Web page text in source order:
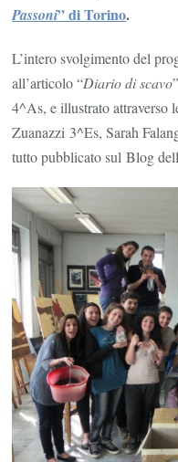
Passoni” di Torino.
L’intero svolgimento del
all’articolo “Diario di scavo
4^As, e illustrato attraverso
Zuanazzi 3^Es, Sarah
tutto pubblicato sul Blog